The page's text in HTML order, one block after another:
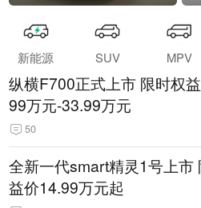
新能源 SUV MPV
纵横F700正式上市 限时权
99万元-33.99万元
50
全新一代smart精灵1号上市
益价14.99万元起